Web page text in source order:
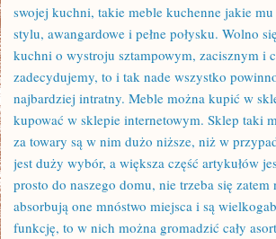
swojej kuchni, takie meble kuchenne jakie
stylu, awangardowe i pełne połysku. Wolno
kuchni o wystroju sztampowym, zacisznym i
zadecydujemy, to i tak nade wszystko
najbardziej intratny. Meble można kupić w
kupować w sklepie internetowym. Sklep taki
za towary są w nim dużo niższe, niż w
jest duży wybór, a większa część artykułów
prosto do naszego domu, nie trzeba się
absorbują one mnóstwo miejsca i są
funkcję, to w nich można gromadzić cały